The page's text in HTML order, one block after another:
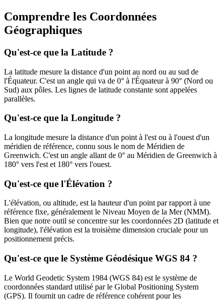
Comprendre les Coordonnées
Géographiques
Qu'est-ce que la Latitude ?
La latitude mesure la distance d'un point au nord ou au sud de
l'Équateur. C'est un angle qui va de 0° à l'Équateur à 90° (Nord ou
Sud) aux pôles. Les lignes de latitude constante sont appelées
parallèles.
Qu'est-ce que la Longitude ?
La longitude mesure la distance d'un point à l'est ou à l'ouest d'un
méridien de référence, connu sous le nom de Méridien de
Greenwich. C'est un angle allant de 0° au Méridien de Greenwich à
180° vers l'est et 180° vers l'ouest.
Qu'est-ce que l'Élévation ?
L'élévation, ou altitude, est la hauteur d'un point par rapport à une
référence fixe, généralement le Niveau Moyen de la Mer (NMM).
Bien que notre outil se concentre sur les coordonnées 2D (latitude et
longitude), l'élévation est la troisième dimension cruciale pour un
positionnement précis.
Qu'est-ce que le Système Géodésique WGS 84 ?
Le World Geodetic System 1984 (WGS 84) est le système de
coordonnées standard utilisé par le Global Positioning System
(GPS). Il fournit un cadre de référence cohérent pour les